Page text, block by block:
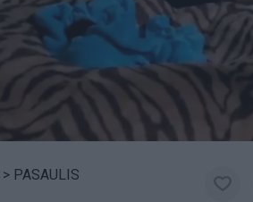
> PASAULIS